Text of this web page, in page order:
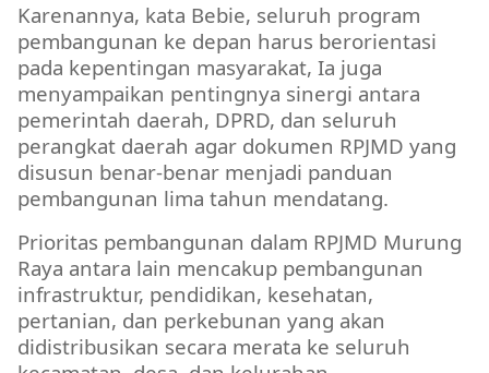
Karenannya, kata Bebie, seluruh program
pembangunan ke depan harus berorientasi
pada kepentingan masyarakat, Ia juga
menyampaikan pentingnya sinergi antara
pemerintah daerah, DPRD, dan seluruh
perangkat daerah agar dokumen RPJMD yang
disusun benar-benar menjadi panduan
pembangunan lima tahun mendatang.
Prioritas pembangunan dalam RPJMD Murung
Raya antara lain mencakup pembangunan
infrastruktur, pendidikan, kesehatan,
pertanian, dan perkebunan yang akan
didistribusikan secara merata ke seluruh